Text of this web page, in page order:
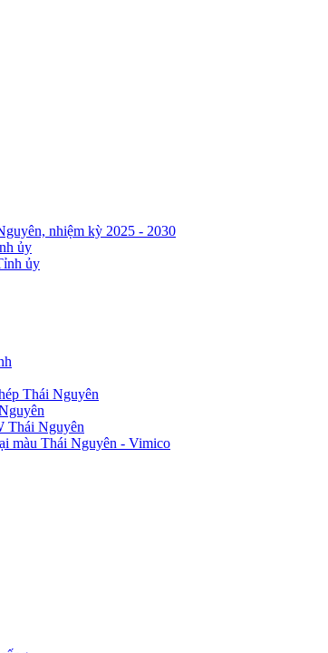
nhiệm kỳ 2025 - 2030
ủy
ủy
Thái Nguyên
Thái Nguyên
màu Thái Nguyên - Vimico